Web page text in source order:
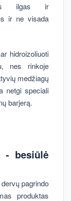
ilgas ir
ir ne visada
hidroizoliuoti
nes rinkoje
medžiagų
netgi speciali
barjerą.
- besiūlė
pagrindo
produktas